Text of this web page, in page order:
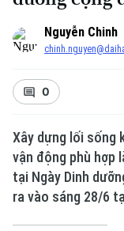
Xu hướng
Nguyễn Chinh
0
Xây dựng lối sống
vận động phù hợp
tại Ngày Dinh
ra vào sáng 28/6